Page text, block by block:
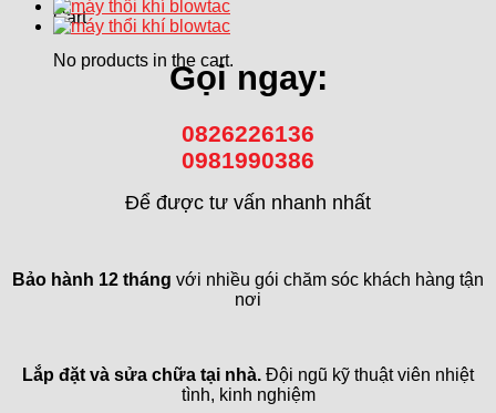
Cart
No products in the cart.Gọi ngay:
0826226136
0981990386
Để được tư vấn nhanh nhất
Bảo hành 12 tháng với nhiều gói chăm sóc khách hàng tận
nơi
Lắp đặt và sửa chữa tại nhà. Đội ngũ kỹ thuật viên nhiệt
tình, kinh nghiệm